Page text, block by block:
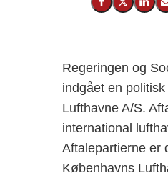
Del påDel på X
Del
Regeringen og
indgået en
Lufthavne A/S.
international
Aftalepartierne er
Københavns